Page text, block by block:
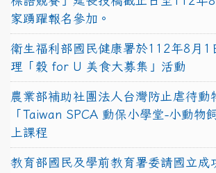
家踴躍報名參加。
衛生福利部國民健康署於112年8月1
理「穀 for U 美食大募集」活動
農業部補助社團法人台灣防止虐待動
「Taiwan SPCA 動保小學堂-小動物
上課程
教育部國民及學前教育署委請國立成